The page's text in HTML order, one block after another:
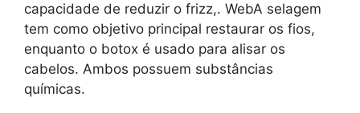
capacidade de reduzir o frizz,. WebA selagem
tem como objetivo principal restaurar os fios,
enquanto o botox é usado para alisar os
cabelos. Ambos possuem substâncias
químicas.